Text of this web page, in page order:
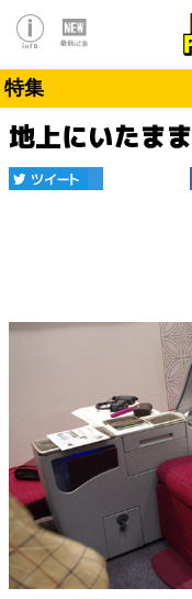
特集
地上にいたま